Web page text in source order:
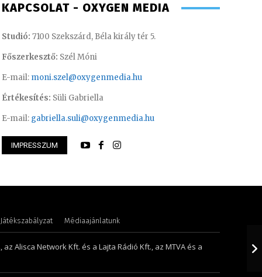
Péter – programigazgató – 2008
KAPCSOLAT - OXYGEN MEDIA
Studió: 7100 Szekszárd, Béla király tér 5.
Főszerkesztő: Szél Móni
E-mail: moni.szel@oxygenmedia.hu
Értékesítés: Süli Gabriella
E-mail: gabriella.suli@oxygenmedia.hu
IMPRESSZUM
Játékszabályzat Médiaajánlatunk
Alisca Network Kft. és a Lajta Rádió Kft., az MTVA és a